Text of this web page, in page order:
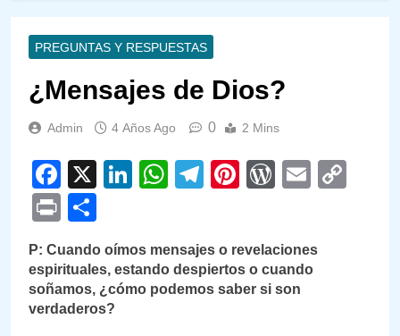
PREGUNTAS Y RESPUESTAS
¿Mensajes de Dios?
Admin 4 Años Ago 0 2 Mins
Facebook
X LinkedIn
WhatsApp
Telegram
PinterestEmail
Print
P: Cuando oímos mensajes o revelaciones
espirituales, estando despiertos o cuando
soñamos, ¿cómo podemos saber si son
verdaderos?